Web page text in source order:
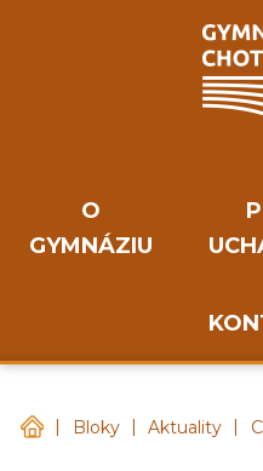
O
GYMNÁZIU
Gymnázium Chotěboř
| Bloky | Aktuality |